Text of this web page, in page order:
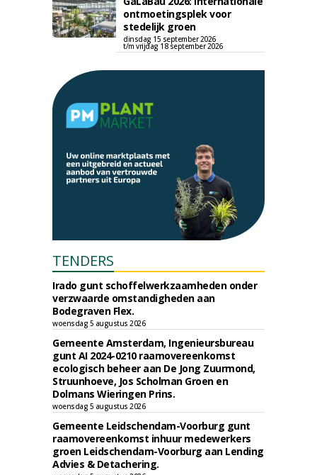
ontmoetingsplek voor
stedelijk groen
dinsdag 15 september 2026
t/m vrijdag 18 september 2026
TENDERS
Irado gunt schoffelwerkzaamheden onder
verzwaarde omstandigheden aan
Bodegraven Flex.
woensdag 5 augustus 2026
Gemeente Amsterdam, Ingenieursbureau
gunt AI 2024-0210 raamovereenkomst
ecologisch beheer aan De Jong Zuurmond,
Struunhoeve, Jos Scholman Groen en
Dolmans Wieringen Prins.
woensdag 5 augustus 2026
Gemeente Leidschendam-Voorburg gunt
raamovereenkomst inhuur medewerkers
groen Leidschendam-Voorburg aan Lending
Advies & Detachering.